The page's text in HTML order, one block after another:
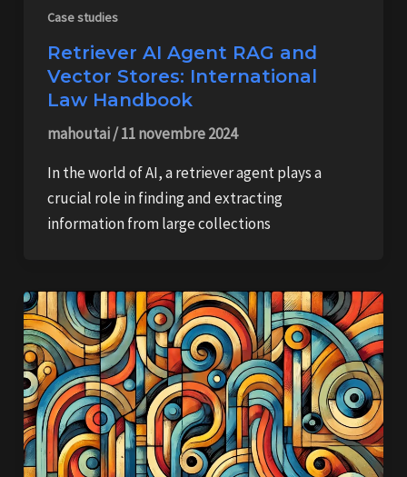
Case studies
Retriever AI Agent RAG and
Vector Stores: International
Law Handbook
mahoutai/11 novembre 2024
In the world of AI, a retriever agent plays a
crucial role in finding and extracting
information from large collections